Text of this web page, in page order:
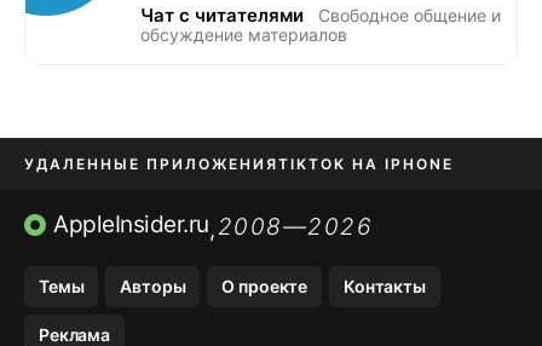
Чат с читателями
Свободное общение и
обсуждение материалов
УДАЛЕННЫЕ ПРИЛОЖЕНИЯTIKTOK НА IPHONE
ПРИЛОЖЕНИЯ БЕЗ APP STORE
AppleInsider.ru,2008—2026
Темы Авторы О проекте Контакты
Реклама